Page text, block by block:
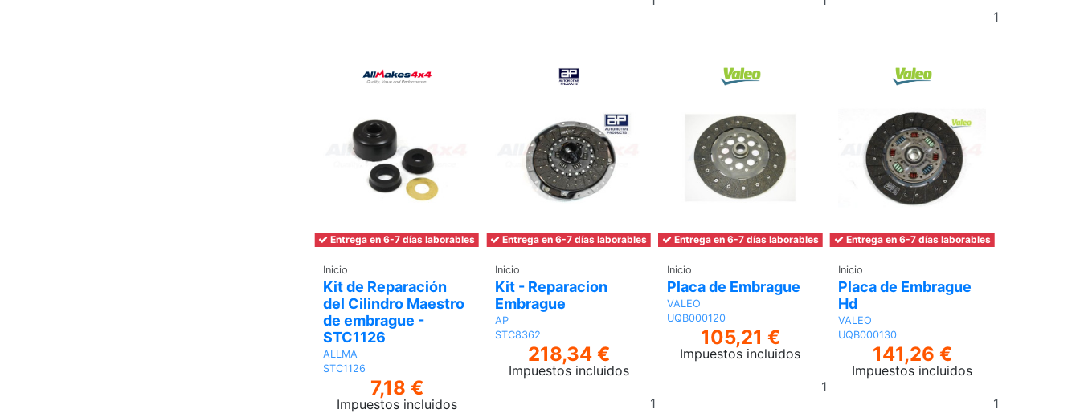
Entrega en 6-7 días laborables
Inicio
Kit de Reparación
del Cilindro Maestro
de embrague -
STC1126
ALLMA
STC1126
7,18 €
Impuestos incluidos
Entrega en 6-7 días laborables
Inicio
Kit - Reparacion
Embrague
AP
STC8362
218,34 €
Impuestos incluidos
Entrega en 6-7 días laborables
Inicio
Placa de Embrague
VALEO
UQB000120
105,21 €
Impuestos incluidos
Añadir
Entrega en 6-7 días laborables
Inicio
Placa de Embrague
Hd
VALEO
UQB000130
141,26 €
Impuestos incluidos